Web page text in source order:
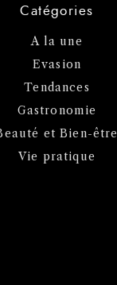
Catégories
A la une
Evasion
Tendances
Gastronomie
et Bien-être
Vie pratique